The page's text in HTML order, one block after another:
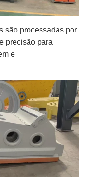
são processadas por
precisão para
e